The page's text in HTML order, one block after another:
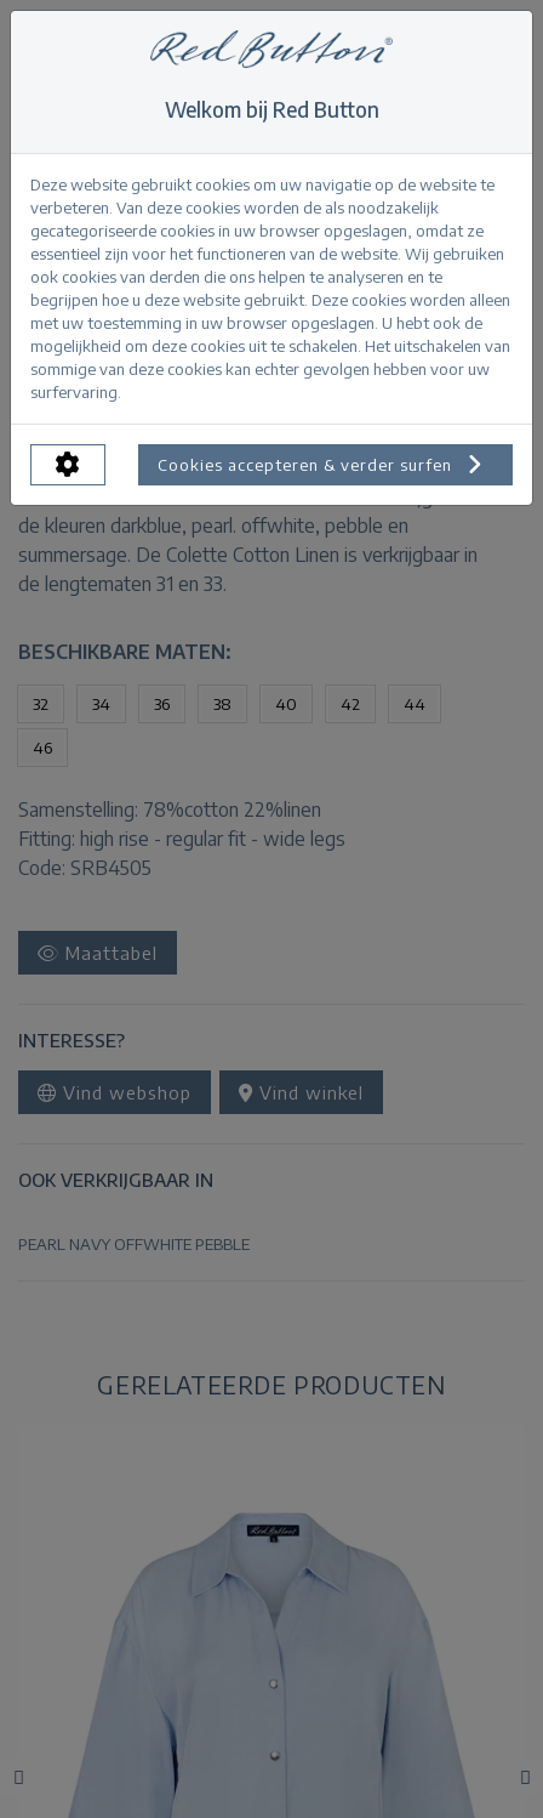
Colette cotton linen L33
Terug
Colette cotton linen summersage
PRODUCTINFORMATIE
De Colette Cotton Linen is een linnen wijde broek met
een drawstring in de taille. Deze broek heeft
de kleuren darkblue, pearl. offwhite, pebble en
summersage. De Colette Cotton Linen is verkrijgbaar in
de lengtematen 31 en 33.
BESCHIKBARE MATEN:
32 34 36 38 40 42 44
46
Samenstelling: 78%cotton 22%linen
Fitting: high rise - regular fit - wide legs
Code: SRB4505
Maattabel
INTERESSE?
Vind webshop Vind winkel
OOK VERKRIJGBAAR IN
PEARL NAVY OFFWHITE PEBBLE
GERELATEERDE PRODUCTEN
Welkom bij Red Button
Deze website gebruikt cookies om uw navigatie op de website te
verbeteren. Van deze cookies worden de als noodzakelijk
gecategoriseerde cookies in uw browser opgeslagen, omdat ze
essentieel zijn voor het functioneren van de website. Wij gebruiken
ook cookies van derden die ons helpen te analyseren en te
begrijpen hoe u deze website gebruikt. Deze cookies worden alleen
met uw toestemming in uw browser opgeslagen. U hebt ook de
mogelijkheid om deze cookies uit te schakelen. Het uitschakelen van
sommige van deze cookies kan echter gevolgen hebben voor uw
surfervaring.
Cookies accepteren & verder surfen